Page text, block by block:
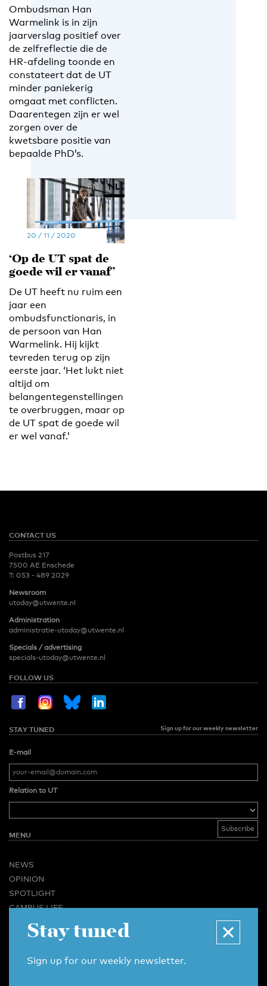
Ombudsman Han
Warmelink is in zijn
jaarverslag positief over
de zelfreflectie die de
HR-afdeling toonde en
constateert dat de UT
minder paniekerig
omgaat met conflicten.
Daarentegen zijn er wel
zorgen over de
kwetsbare positie van
bepaalde PhD’s.
EN NL
20 / 11 / 2020
‘Op de UT spat de
goede wil er vanaf’
De UT heeft nu ruim een
jaar een
ombudsfunctionaris, in
de persoon van Han
Warmelink. Hij kijkt
tevreden terug op zijn
eerste jaar. ‘Het lukt niet
altijd om
belangentegenstellingen
te overbruggen, maar op
de UT spat de goede wil
er wel vanaf.’
CONTACT US
Postbus 217
7500 AE Enschede
T: 053 - 489 2029
Newsroom
utoday@utwente.nl
Administration
administratie-utoday@utwente.nl
Specials / advertising
specials-utoday@utwente.nl
FOLLOW US
STAY TUNED Sign up for our weekly newsletter
E-mail
Relation to UT
MENU
NEWS
OPINION
SPOTLIGHT
CAMPUS LIFE
VIDEO
BUSINESS & CAREER
Stay tuned
Sign up for our weekly newsletter.